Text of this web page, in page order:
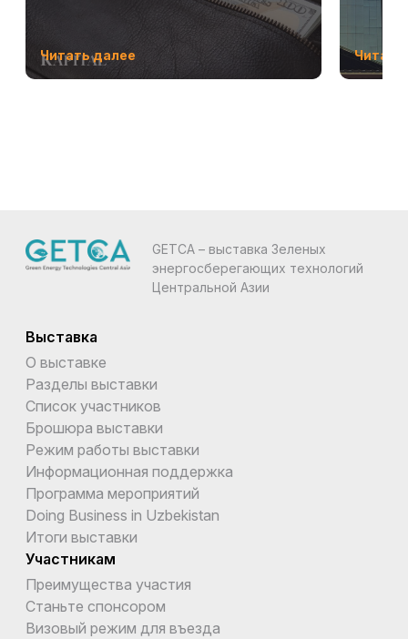
Читать далее Читать
GETCA – выставка Зеленых
энергосберегающих технологий
Центральной Азии
Выставка
О выставке
Разделы выставки
Список участников
Брошюра выставки
Режим работы выставки
Информационная поддержка
Программа мероприятий
Doing Business in Uzbekistan
Итоги выставки
Участникам
Преимущества участия
Станьте спонсором
Визовый режим для въезда